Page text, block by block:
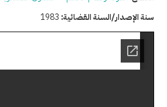
سنة الإصدار/السنة القضائية: 1983